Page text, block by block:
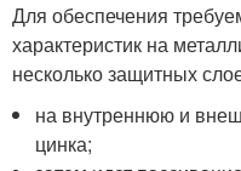
Для обеспечения
характеристик на
несколько защитных
на внутреннюю и
цинка;